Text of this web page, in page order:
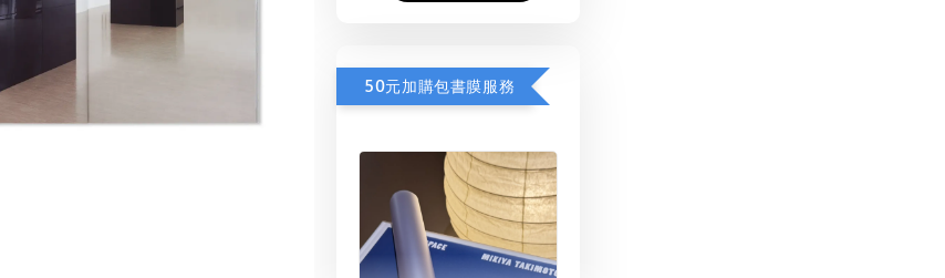
50元加購包書膜服務